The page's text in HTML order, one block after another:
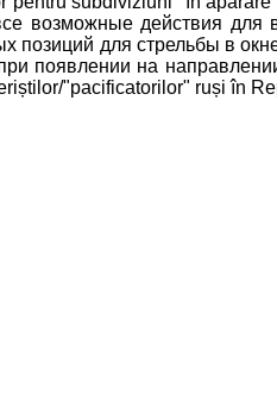
возможные действия для
для стрельбы в
появлении на
"pacificatorilor" ruși în